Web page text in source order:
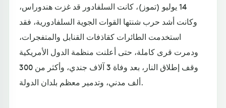
14 يوليو (تموز)، كانت السلفادور قد غزت هندوراس،
وكانت أشد حرب شنتها القوات الجوية السلفادورية، فقد
استخدمت الطائرات كقاذفات القنابل والمتفجرات،
ودمرت قرى كاملة، حتى أعلنت منظمة الدول الأمريكية
وقف إطلاق النار، بعد وفاة 3 آلاف جندي، وأكثر من 300
ألف مدني، وتدمير معظم بلدان الدولة.